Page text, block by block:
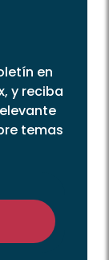
en
y reciba
temas